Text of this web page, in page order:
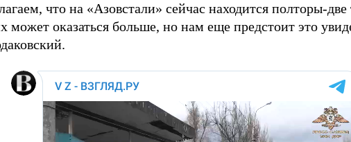
что на «Азовстали» сейчас находится полторы-две
может оказаться больше, но нам еще предстоит это